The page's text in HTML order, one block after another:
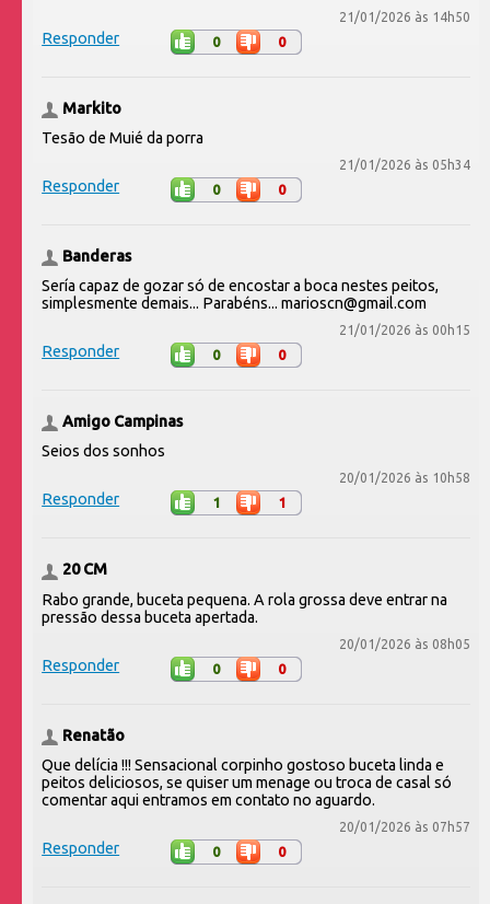
21/01/2026 às 14h50
Responder 0 0
Markito
Tesão de Muié da porra
21/01/2026 às 05h34
Responder 0 0
Banderas
Sería capaz de gozar só de encostar a boca nestes peitos,
simplesmente demais... Parabéns... marioscn@gmail.com
21/01/2026 às 00h15
Responder 0 0
Amigo Campinas
Seios dos sonhos
20/01/2026 às 10h58
Responder 1 1
20 CM
Rabo grande, buceta pequena. A rola grossa deve entrar na
pressão dessa buceta apertada.
20/01/2026 às 08h05
Responder 0 0
Renatão
Que delícia !!! Sensacional corpinho gostoso buceta linda e
peitos deliciosos, se quiser um menage ou troca de casal só
comentar aqui entramos em contato no aguardo.
20/01/2026 às 07h57
Responder 0 0